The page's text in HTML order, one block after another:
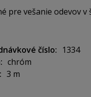
pre vešanie odevov
25 mmčíslo
1334
chróm
3 m